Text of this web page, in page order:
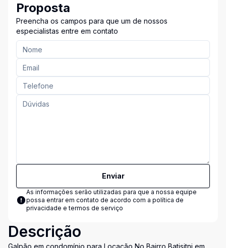
Proposta
Preencha os campos para que um de nossos
especialistas entre em contato
Enviar
As informações serão utilizadas para que a nossa equipe
possa entrar em contato de acordo com a política de
privacidade e termos de serviço
Descrição
Galpão em condomínio para Locação No Bairro Batisitni em